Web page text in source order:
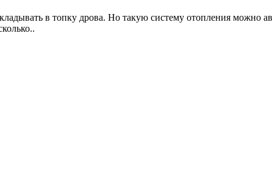
в топку дрова. Но такую систему отопления можно